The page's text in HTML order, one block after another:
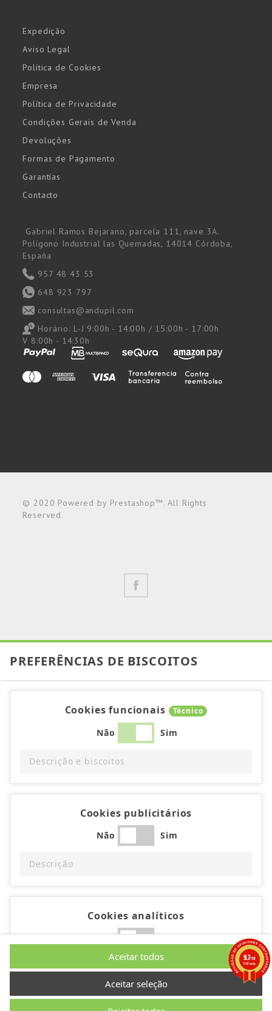
Expedição
Aviso Legal
Política de Cookies
Empresa
Política de Privacidade
Condições Gerais de Venda
Devoluções
Formas de Pagamento
Garantías
Contacto
Gabriel Ramos Bejarano, parcela 111, nave 3A.
Polígono Industrial las Quemadas, 14014 Córdoba,
España
957 48 43 53
648 923 797
consultas@andupil.com
Horário: L-J 9:00h - 14:00h / 15:00h - 17:00h
V 8:00h - 14:30h
© 2020 Powered by Prestashop™. All Rights
Reserved.
PREFERÊNCIAS DE BISCOITOS
Cookies funcionais Técnico
Não Sim
Descrição e biscoitos
Cookies publicitários
Não Sim
Descrição
Cookies analíticos
Não Sim
Descrição
Aceitar seleção
Aceitar todos 9.7/10
1192 notas